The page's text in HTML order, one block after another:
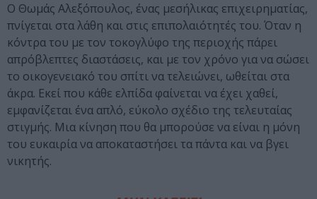
Ο Θωμάς Αλεξόπουλος, ένας μεσήλικας επιχειρηματίας,
πνίγεται στα λάθη και στις επιπολαιότητές του. Όταν η
κόντρα του με τον τοκογλύφο της περιοχής πάρει
απρόβλεπτες διαστάσεις, και με τον χρόνο για να σώσει
το οικογενειακό του σπίτι να τελειώνει, ωθείται στα
άκρα. Εκεί που κάθε ελπίδα φαίνεται να έχει χαθεί,
εμφανίζεται ένα απλό, εύκολο σχέδιο της τελευταίας
στιγμής. Μια κίνηση που θα μπορούσε να είναι η μόνη
του ευκαιρία να αποκαταστήσει τα πάντα και να βγει
νικητής.